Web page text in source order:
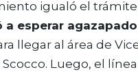
igualó el
a esperar
llegar al área de
Luego, el